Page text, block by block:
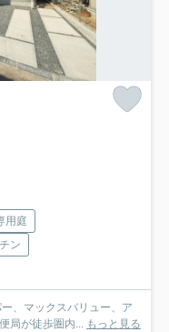
用庭
ン
、マックスバリュー、ア
局が徒歩圏内... もっと見る